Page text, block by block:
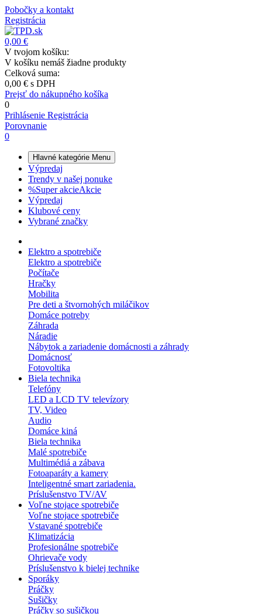
Pobočky a kontakt
Registrácia
0,00 €
V tvojom košíku:
V košíku nemáš žiadne produkty
Celková suma:
0,00 € s DPH
Prejsť do nákupného košíka
0
Prihlásenie Registrácia
Porovnanie
0
Hlavné kategórie Menu
Výpredaj
Trendy v našej ponuke
%Super akcieAkcie
Výpredaj
Klubové ceny
Vybrané značky
Elektro a spotrebiče
Elektro a spotrebiče
Počítače
Hračky
Mobilita
Pre deti a štvornohých miláčikov
Domáce potreby
Záhrada
Náradie
Nábytok a zariadenie domácnosti a záhrady
Domácnosť
Fotovoltika
Biela technika
Telefóny
LED a LCD TV televízory
TV, Video
Audio
Domáce kiná
Biela technika
Malé spotrebiče
Multimédiá a zábava
Fotoaparáty a kamery
Inteligentné smart zariadenia.
Príslušenstvo TV/AV
Voľne stojace spotrebiče
Voľne stojace spotrebiče
Vstavané spotrebiče
Klimatizácia
Profesionálne spotrebiče
Ohrievače vody
Príslušenstvo k bielej technike
Sporáky
Práčky
Sušičky
Práčky so sušičkou